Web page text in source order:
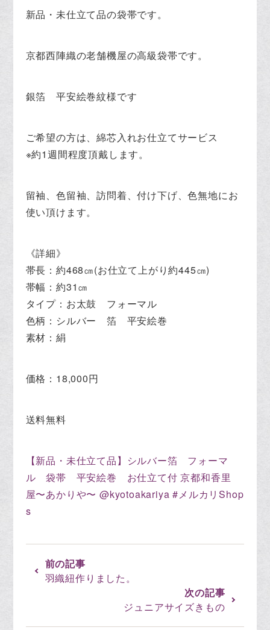
新品・未仕立て品の袋帯です。
京都西陣織の老舗機屋の高級袋帯です。
銀箔 平安絵巻紋様です
ご希望の方は、綿芯入れお仕立てサービス
※約1週間程度頂戴します。
留袖、色留袖、訪問着、付け下げ、色無地にお
使い頂けます。
《詳細》
帯長：約468㎝(お仕立て上がり約445㎝)
帯幅：約31㎝
タイプ：お太鼓 フォーマル
色柄：シルバー 箔 平安絵巻
素材：絹
価格：18,000円
送料無料
【新品・未仕立て品】シルバー箔 フォーマ
ル 袋帯 平安絵巻 お仕立て付 京都和香里
屋〜あかりや〜 @kyotoakariya #メルカリShop
s
羽織紐作りました。
ジュニアサイズきもの